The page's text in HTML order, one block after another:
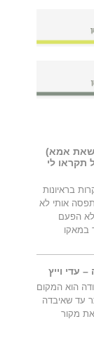
אמא)
תקראו לי
בראיונות
תפסה אותי לא
לא הפעם
במאקו
עדי וייץ
הוא המקום
עד שאיבדה
מקור